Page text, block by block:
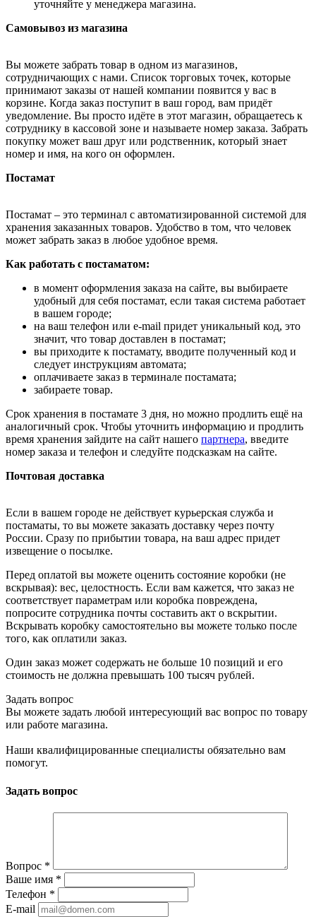
уточняйте у менеджера магазина.
Самовывоз из магазина
Вы можете забрать товар в одном из магазинов,
сотрудничающих с нами. Список торговых точек, которые
принимают заказы от нашей компании появится у вас в
корзине. Когда заказ поступит в ваш город, вам придёт
уведомление. Вы просто идёте в этот магазин, обращаетесь к
сотруднику в кассовой зоне и называете номер заказа. Забрать
покупку может ваш друг или родственник, который знает
номер и имя, на кого он оформлен.
Постамат
Постамат – это терминал с автоматизированной системой для
хранения заказанных товаров. Удобство в том, что человек
может забрать заказ в любое удобное время.
Как работать с постаматом:
в момент оформления заказа на сайте, вы выбираете
удобный для себя постамат, если такая система работает
в вашем городе;
на ваш телефон или e-mail придет уникальный код, это
значит, что товар доставлен в постамат;
вы приходите к постамату, вводите полученный код и
следует инструкциям автомата;
оплачиваете заказ в терминале постамата;
забираете товар.
Срок хранения в постамате 3 дня, но можно продлить ещё на
аналогичный срок. Чтобы уточнить информацию и продлить
время хранения зайдите на сайт нашего партнера, введите
номер заказа и телефон и следуйте подсказкам на сайте.
Почтовая доставка
Если в вашем городе не действует курьерская служба и
постаматы, то вы можете заказать доставку через почту
России. Сразу по прибытии товара, на ваш адрес придет
извещение о посылке.
Перед оплатой вы можете оценить состояние коробки (не
вскрывая): вес, целостность. Если вам кажется, что заказ не
соответствует параметрам или коробка повреждена,
попросите сотрудника почты составить акт о вскрытии.
Вскрывать коробку самостоятельно вы можете только после
того, как оплатили заказ.
Один заказ может содержать не больше 10 позиций и его
стоимость не должна превышать 100 тысяч рублей.
Задать вопрос
Вы можете задать любой интересующий вас вопрос по товару
или работе магазина.
Наши квалифицированные специалисты обязательно вам
помогут.
Задать вопрос
Вопрос *
Ваше имя *
Телефон *
E-mail